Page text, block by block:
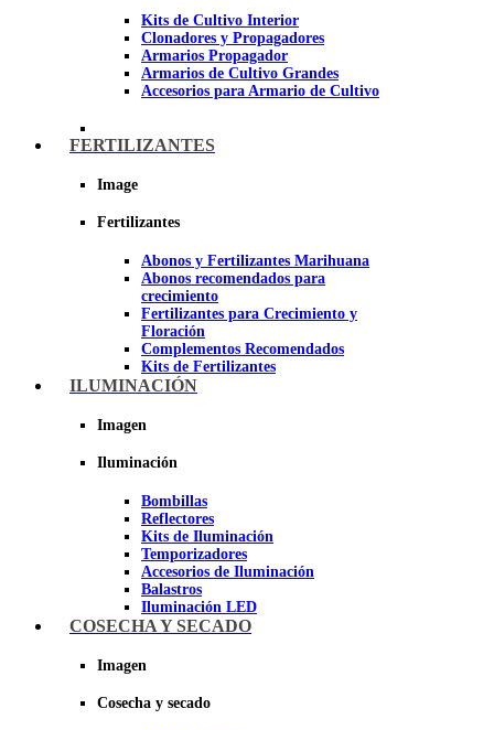
Kits de Cultivo Interior
Clonadores y Propagadores
Armarios Propagador
Armarios de Cultivo Grandes
Accesorios para Armario de Cultivo
FERTILIZANTES
Image
Fertilizantes
Abonos y Fertilizantes Marihuana
Abonos recomendados para
crecimiento
Fertilizantes para Crecimiento y
Floración
Complementos Recomendados
Kits de Fertilizantes
ILUMINACIÓN
Imagen
Iluminación
Bombillas
Reflectores
Kits de Iluminación
Temporizadores
Accesorios de Iluminación
Balastros
Iluminación LED
Iluminación LEC
COSECHA Y SECADO
Imagen
Cosecha y secado